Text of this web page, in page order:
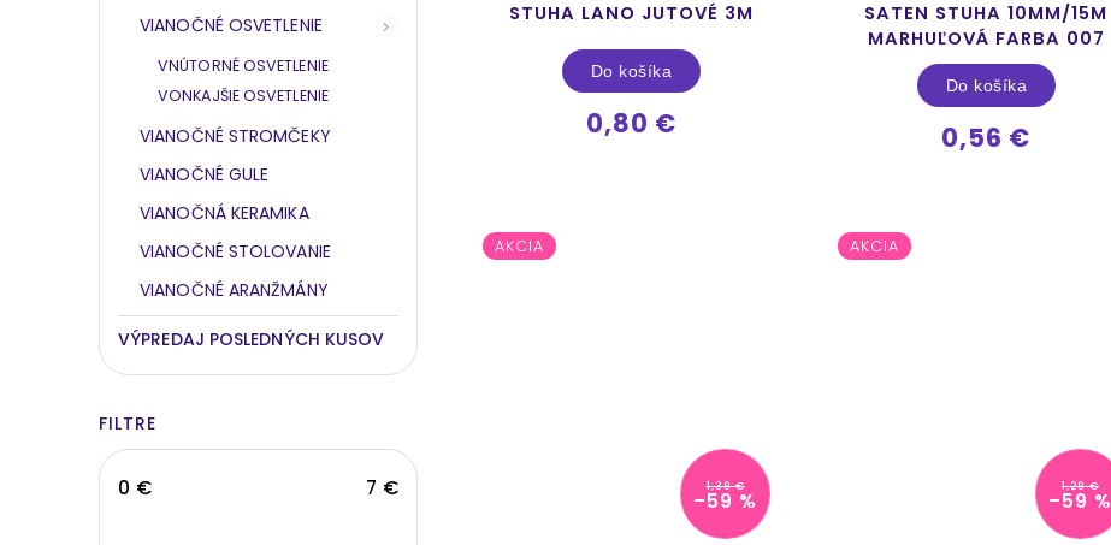
VIANOČNÉ OSVETLENIE
VNÚTORNÉ OSVETLENIE
VONKAJŠIE OSVETLENIE
VIANOČNÉ STROMČEKY
VIANOČNÉ GULE
VIANOČNÁ KERAMIKA
VIANOČNÉ STOLOVANIE
VIANOČNÉ ARANŽMÁNY
VÝPREDAJ POSLEDNÝCH KUSOV
FILTRE
0 € 7 €
STUHA LANO JUTOVÉ 3M
0,80 €
Do košíka
SATEN STUHA 10MM/15M
MARHUĽOVÁ FARBA 007
0,56 €
Do košíka
AKCIA
1,39 €
–59 %
AKCIA
1,29 €
–59 %